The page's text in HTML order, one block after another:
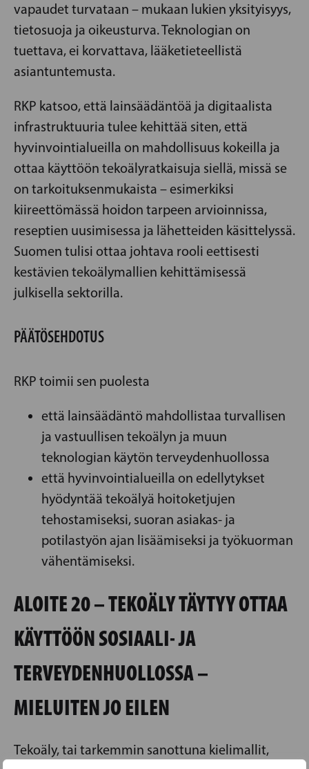
vapaudet turvataan – mukaan lukien yksityisyys,
tietosuoja ja oikeusturva. Teknologian on
tuettava, ei korvattava, lääketieteellistä
asiantuntemusta.
RKP katsoo, että lainsäädäntöä ja digitaalista
infrastruktuuria tulee kehittää siten, että
hyvinvointialueilla on mahdollisuus kokeilla ja
ottaa käyttöön tekoälyratkaisuja siellä, missä se
on tarkoituksenmukaista – esimerkiksi
kiireettömässä hoidon tarpeen arvioinnissa,
reseptien uusimisessa ja lähetteiden käsittelyssä.
Suomen tulisi ottaa johtava rooli eettisesti
kestävien tekoälymallien kehittämisessä
julkisella sektorilla.
PÄÄTÖSEHDOTUS
RKP toimii sen puolesta
että lainsäädäntö mahdollistaa turvallisen
ja vastuullisen tekoälyn ja muun
teknologian käytön terveydenhuollossa
että hyvinvointialueilla on edellytykset
hyödyntää tekoälyä hoitoketjujen
tehostamiseksi, suoran asiakas- ja
potilastyön ajan lisäämiseksi ja työkuorman
vähentämiseksi.
ALOITE 20 – TEKOÄLY TÄYTYY OTTAA
KÄYTTÖÖN SOSIAALI- JA
TERVEYDENHUOLLOSSA –
MIELUITEN JO EILEN
Tekoäly, tai tarkemmin sanottuna kielimallit,